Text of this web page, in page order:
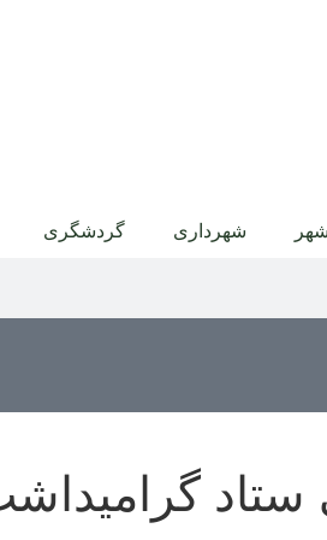
شهرداری گردشگری
ستاد